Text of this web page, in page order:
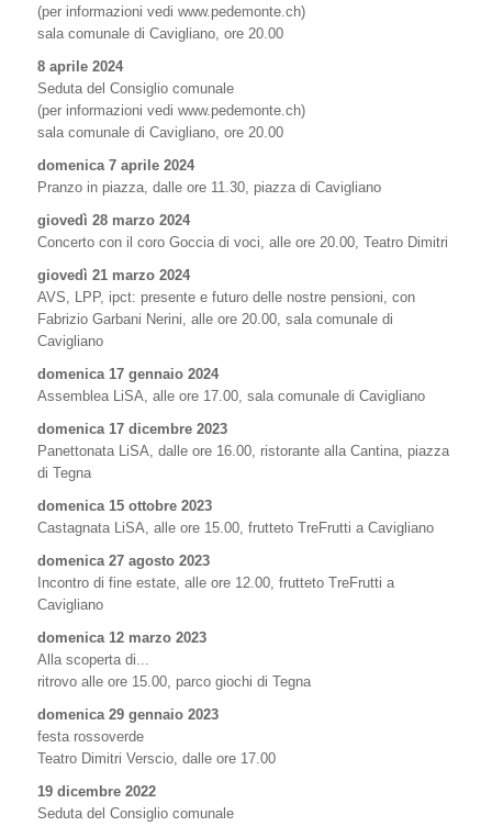
(per informazioni vedi www.pedemonte.ch)
sala comunale di Cavigliano, ore 20.00
8 aprile 2024
Seduta del Consiglio comunale
(per informazioni vedi www.pedemonte.ch)
sala comunale di Cavigliano, ore 20.00
domenica 7 aprile 2024
Pranzo in piazza, dalle ore 11.30, piazza di Cavigliano
giovedì 28 marzo 2024
Concerto con il coro Goccia di voci, alle ore 20.00, Teatro Dimitri
giovedì 21 marzo 2024
AVS, LPP, ipct: presente e futuro delle nostre pensioni, con
Fabrizio Garbani Nerini, alle ore 20.00, sala comunale di
Cavigliano
domenica 17 gennaio 2024
Assemblea LiSA, alle ore 17.00, sala comunale di Cavigliano
domenica 17 dicembre 2023
Panettonata LiSA, dalle ore 16.00, ristorante alla Cantina, piazza
di Tegna
domenica 15 ottobre 2023
Castagnata LiSA, alle ore 15.00, frutteto TreFrutti a Cavigliano
domenica 27 agosto 2023
Incontro di fine estate, alle ore 12.00, frutteto TreFrutti a
Cavigliano
domenica 12 marzo 2023
Alla scoperta di...
ritrovo alle ore 15.00, parco giochi di Tegna
domenica 29 gennaio 2023
festa rossoverde
Teatro Dimitri Verscio, dalle ore 17.00
19 dicembre 2022
Seduta del Consiglio comunale